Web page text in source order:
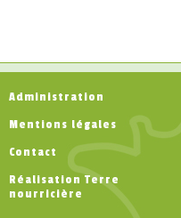
Administration
Mentions légales
Contact
Réalisation Terre
nourricière